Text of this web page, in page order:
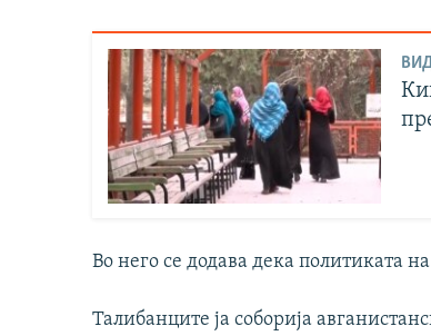
Во него се додава дека политиката
Талибанците ја соборија